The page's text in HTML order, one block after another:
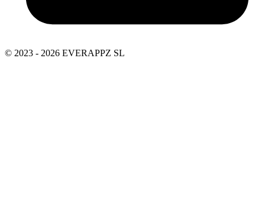
© 2023 - 2026 EVERAPPZ SL